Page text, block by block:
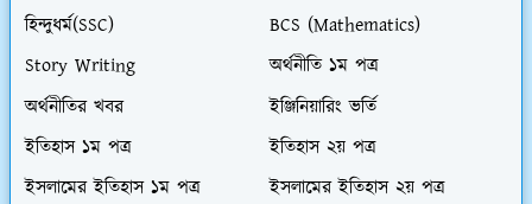
হিন্দুধর্ম(SSC)
BCS (Mathematics)
Story Writing
অর্থনীতি ১ম পত্র
অর্থনীতির খবর
ইঞ্জিনিয়ারিং ভর্তি
ইতিহাস ১ম পত্র
ইতিহাস ২য় পত্র
ইসলামের ইতিহাস ১ম পত্র
ইসলামের ইতিহাস ২য় পত্র